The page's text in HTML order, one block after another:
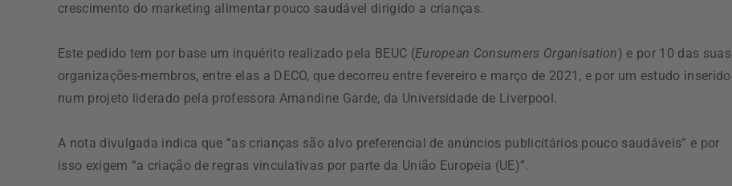
crescimento do marketing alimentar pouco saudável dirigido a crianças.
Este pedido tem por base um inquérito realizado pela BEUC (European Consumers Organisation) e por 10 das suas
organizações-membros, entre elas a DECO, que decorreu entre fevereiro e março de 2021, e por um estudo inserido
num projeto liderado pela professora Amandine Garde, da Universidade de Liverpool.
A nota divulgada indica que “as crianças são alvo preferencial de anúncios publicitários pouco saudáveis” e por
isso exigem “a criação de regras vinculativas por parte da União Europeia (UE)”.